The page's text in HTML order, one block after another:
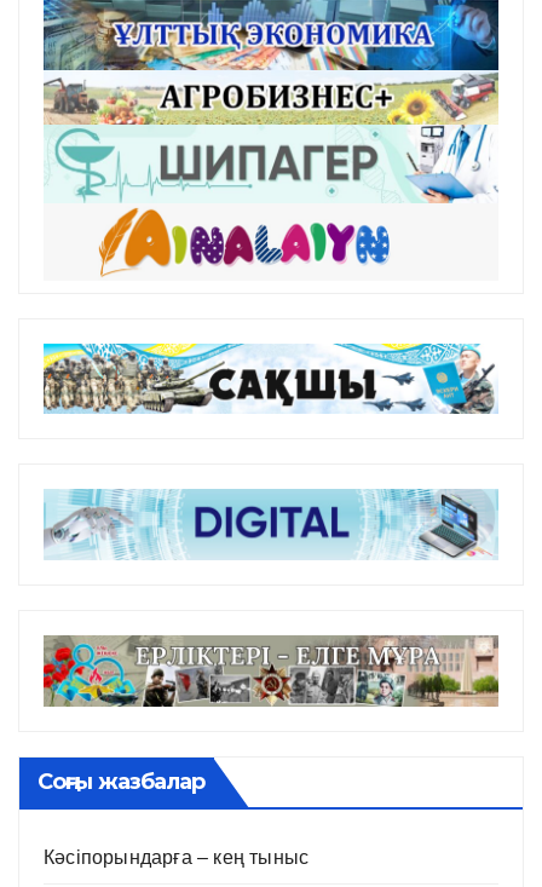
Соңғы жазбалар
Кәсіпорындарға – кең тыныс